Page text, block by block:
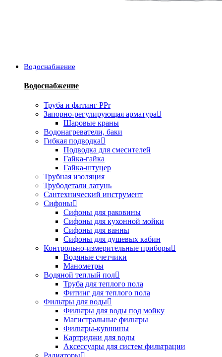
Водоснабжение
Водоснабжение
Труба и фитинг PPr
Запорно-регулирующая арматура
Шаровые краны
Водонагреватели, баки
Гибкая подводка
Подводка для смесителей
Гайка-гайка
Гайка-штуцер
Трубная изоляция
Трубодетали латунь
Сантехнический инструмент
Сифоны
Сифоны для раковины
Сифоны для кухонной мойки
Сифоны для ванны
Сифоны для душевых кабин
Контрольно-измерительные приборы
Водяные счетчики
Манометры
Водяной теплый пол
Труба для теплого пола
Фитинг для теплого пола
Фильтры для воды
Фильтры для воды под мойку
Магистральные фильтры
Фильтры-кувшины
Картриджи для воды
Аксессуары для систем фильтрации